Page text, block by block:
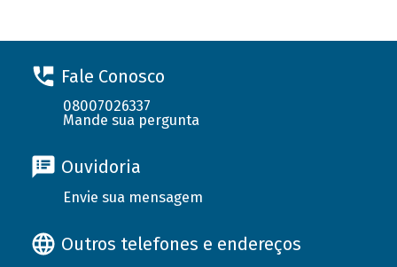
Fale Conosco
08007026337
Mande sua pergunta
Ouvidoria
Envie sua mensagem
Outros telefones e endereços